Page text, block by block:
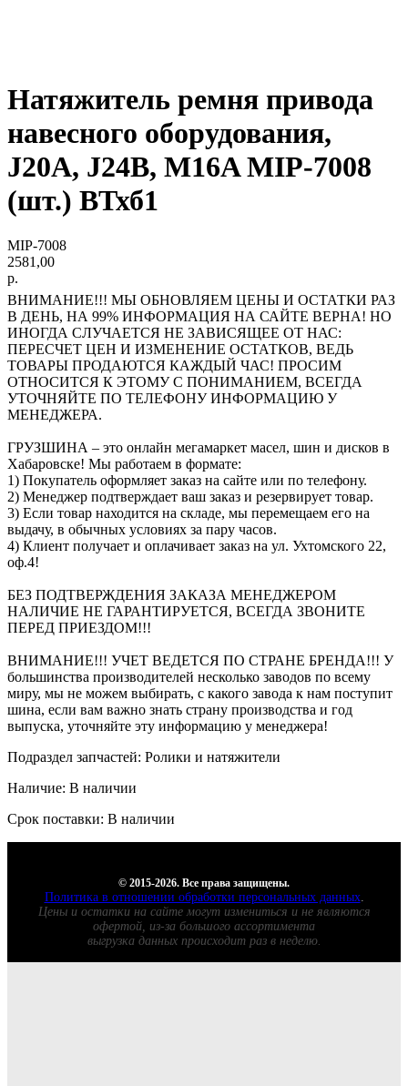
Натяжитель ремня привода
навесного оборудования,
J20A, J24B, M16A MIP-7008
(шт.) ВТхб1
MIP-7008
2581,00
р.
ВНИМАНИЕ!!! МЫ ОБНОВЛЯЕМ ЦЕНЫ И ОСТАТКИ РАЗ
В ДЕНЬ, НА 99% ИНФОРМАЦИЯ НА САЙТЕ ВЕРНА! НО
ИНОГДА СЛУЧАЕТСЯ НЕ ЗАВИСЯЩЕЕ ОТ НАС:
ПЕРЕСЧЕТ ЦЕН И ИЗМЕНЕНИЕ ОСТАТКОВ, ВЕДЬ
ТОВАРЫ ПРОДАЮТСЯ КАЖДЫЙ ЧАС! ПРОСИМ
ОТНОСИТСЯ К ЭТОМУ С ПОНИМАНИЕМ, ВСЕГДА
УТОЧНЯЙТЕ ПО ТЕЛЕФОНУ ИНФОРМАЦИЮ У
МЕНЕДЖЕРА.
ГРУЗШИНА – это онлайн мегамаркет масел, шин и дисков в
Хабаровске! Мы работаем в формате:
1) Покупатель оформляет заказ на сайте или по телефону.
2) Менеджер подтверждает ваш заказ и резервирует товар.
3) Если товар находится на складе, мы перемещаем его на
выдачу, в обычных условиях за пару часов.
4) Клиент получает и оплачивает заказ на ул. Ухтомского 22,
оф.4!
БЕЗ ПОДТВЕРЖДЕНИЯ ЗАКАЗА МЕНЕДЖЕРОМ
НАЛИЧИЕ НЕ ГАРАНТИРУЕТСЯ, ВСЕГДА ЗВОНИТЕ
ПЕРЕД ПРИЕЗДОМ!!!
ВНИМАНИЕ!!! УЧЕТ ВЕДЕТСЯ ПО СТРАНЕ БРЕНДА!!! У
большинства производителей несколько заводов по всему
миру, мы не можем выбирать, с какого завода к нам поступит
шина, если вам важно знать страну производства и год
выпуска, уточняйте эту информацию у менеджера!
Подраздел запчастей: Ролики и натяжители
Наличие: В наличии
Срок поставки: В наличии
© 2015-2026. Все права защищены.
Политика в отношении обработки персональных данных.
Цены и остатки на сайте могут измениться и не являются
офертой, из-за большого ассортимента
выгрузка данных происходит раз в неделю.